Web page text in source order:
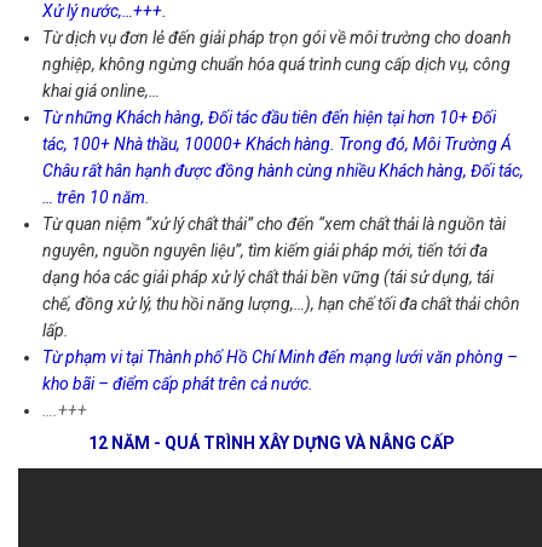
Xử lý nước,…+++.
Từ dịch vụ đơn lẻ đến giải pháp trọn gói về môi trường cho doanh
nghiệp, không ngừng chuẩn hóa quá trình cung cấp dịch vụ, công
khai giá online,…
Từ những Khách hàng, Đối tác đầu tiên đến hiện tại hơn 10+ Đối
tác, 100+ Nhà thầu, 10000+ Khách hàng. Trong đó, Môi Trường Á
Châu rất hân hạnh được đồng hành cùng nhiều Khách hàng, Đối tác,
… trên 10 năm.
Từ quan niệm “xử lý chất thải” cho đến “xem chất thải là nguồn tài
nguyên, nguồn nguyên liệu”, tìm kiếm giải pháp mới, tiến tới đa
dạng hóa các giải pháp xử lý chất thải bền vững (tái sử dụng, tái
chế, đồng xử lý, thu hồi năng lượng,…), hạn chế tối đa chất thải chôn
lấp.
Từ phạm vi tại Thành phố Hồ Chí Minh đến mạng lưới văn phòng –
kho bãi – điểm cấp phát trên cả nước.
….+++
12 NĂM - QUÁ TRÌNH XÂY DỰNG VÀ NÂNG CẤP